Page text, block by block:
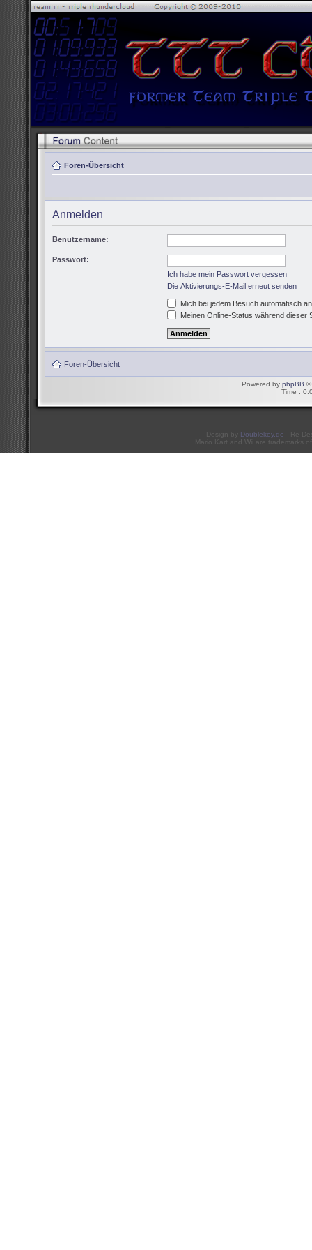
Foren-Übersicht
Anmelden
Benutzername:
Passwort:
Ich habe mein Passwort vergessen
Die Aktivierungs-E-Mail erneut senden
Mich bei jedem Besuch automatisch
Meinen Online-Status während dieser
Foren-Übersicht
Powered by phpBB ©
Time :
Design by Doublekey.de - Re-
Mario Kart and Wii are trademarks